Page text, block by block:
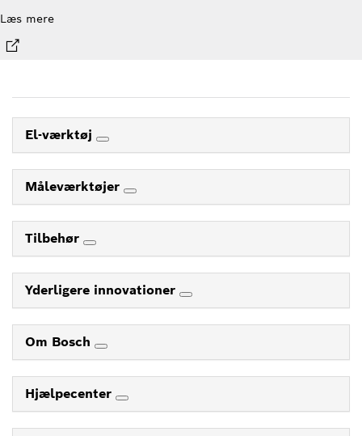
Læs mere
El-værktøj
Måleværktøjer
Tilbehør
Yderligere innovationer
Om Bosch
Hjælpecenter